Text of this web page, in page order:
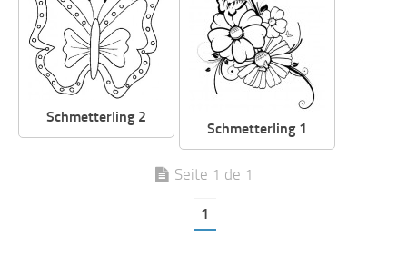
Schmetterling 2
Schmetterling 1
Seite 1 de 1
1